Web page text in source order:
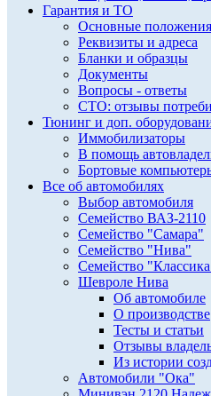
Гарантия и ТО
Основные положения
Реквизиты и адреса
Бланки и образцы
Документы
Вопросы - ответы
СТО: отзывы
Тюнинг и доп.
Иммобилизаторы
В помощь
Бортовые
Все об автомобилях
Выбор автомобиля
Семейство ВАЗ-2110
Семейство "Самара"
Семейство "Нива"
Семейство
Шевроле Нива
Об автомобиле
О производстве
Тесты и статьи
Отзывы
Из истории
Автомобили "Ока"